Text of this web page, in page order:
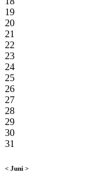
19
20
21
22
23
24
25
26
27
28
29
30
31
< Juni >